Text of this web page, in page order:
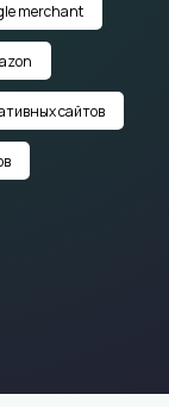
merchant
сайтов